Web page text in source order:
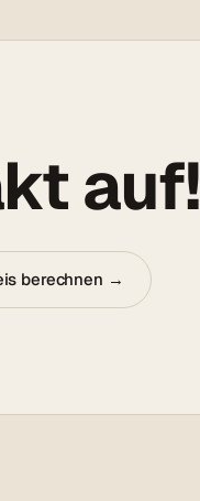
auf!
berechnen →